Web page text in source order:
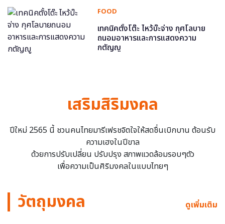
FOOD
เทคนิคตั้งโต๊ะ ไหว้บ๊ะจ่าง กุศโลบาย
ถนอมอาหารและการแสดงความ
กตัญญู
เสริมสิริมงคล
ปีใหม่ 2565 นี้ ชวนคนไทยมารีเฟรชจิตใจให้สดชื่นเบิกบาน ต้อนรับ
ความเฮงในปีขาล
ด้วยการปรับเปลี่ยน ปรับปรุง สภาพแวดล้อมรอบๆตัว
เพื่อความเป็นศิริมงคลในแบบไทยๆ
วัตถุมงคล ดูเพิ่มเติม